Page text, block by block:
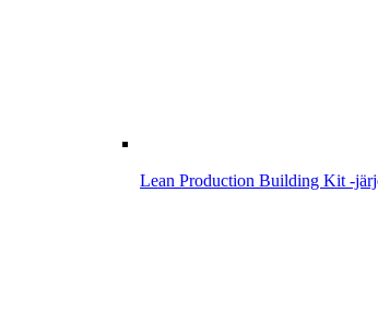
Lean Production Building Kit -